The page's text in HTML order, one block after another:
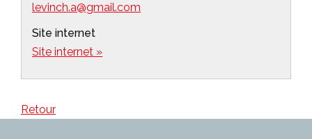
levinch.a@gmail.com
Site internet
Site internet »
Retour